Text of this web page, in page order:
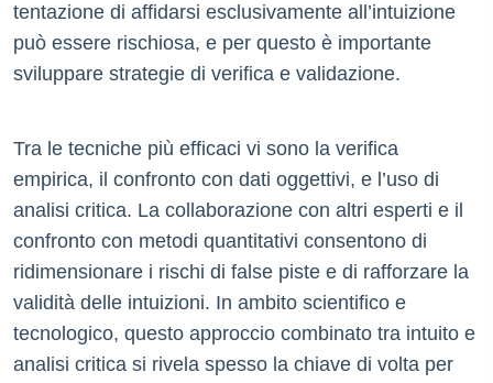
tentazione di affidarsi esclusivamente all’intuizione
può essere rischiosa, e per questo è importante
sviluppare strategie di verifica e validazione.
Tra le tecniche più efficaci vi sono la verifica
empirica, il confronto con dati oggettivi, e l’uso di
analisi critica. La collaborazione con altri esperti e il
confronto con metodi quantitativi consentono di
ridimensionare i rischi di false piste e di rafforzare la
validità delle intuizioni. In ambito scientifico e
tecnologico, questo approccio combinato tra intuito e
analisi critica si rivela spesso la chiave di volta per